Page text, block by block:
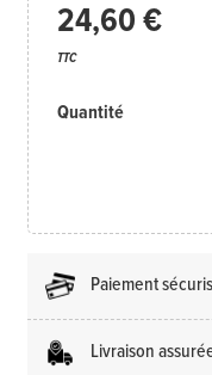
24,60 €
TTC
Quantité
Paiement
Livraison